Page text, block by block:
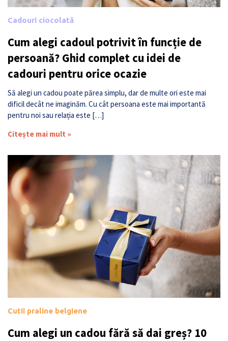
Cadouri ciocolată
Cum alegi cadoul potrivit în funcție de
persoană? Ghid complet cu idei de
cadouri pentru orice ocazie
Să alegi un cadou poate părea simplu, dar de multe ori este mai
dificil decât ne imaginăm. Cu cât persoana este mai importantă
pentru noi sau relația este […]
Citește mai mult »
Cutii praline belgiene
Cum alegi un cadou fără să dai greș? 10